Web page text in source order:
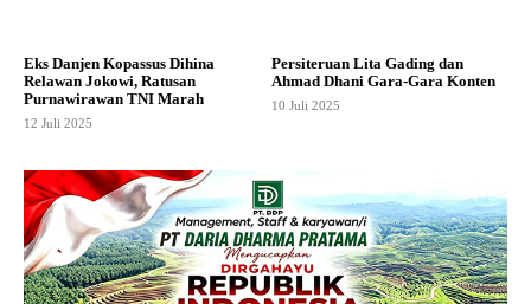
Eks Danjen Kopassus Dihina
Relawan Jokowi, Ratusan
Purnawirawan TNI Marah
12 Juli 2025
Persiteruan Lita Gading dan
Ahmad Dhani Gara-Gara Konten
10 Juli 2025